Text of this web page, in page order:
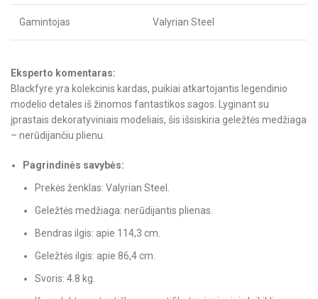
Gamintojas Valyrian Steel
Eksperto komentaras:
Blackfyre yra kolekcinis kardas, puikiai atkartojantis legendinio
modelio detales iš žinomos fantastikos sagos. Lyginant su
įprastais dekoratyviniais modeliais, šis išsiskiria geležtės medžiaga
– nerūdijančiu plienu.
Pagrindinės savybės:
Prekės ženklas: Valyrian Steel.
Geležtės medžiaga: nerūdijantis plienas.
Bendras ilgis: apie 114,3 cm.
Geležtės ilgis: apie 86,4 cm.
Svoris: 4.8 kg.